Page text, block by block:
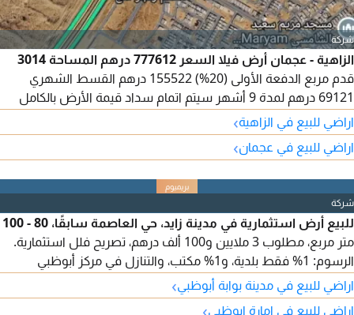
شركة
الزاهية - عجمان أرض فيلا السعر 777612 درهم المساحة 3014
قدم مربع الدفعة الأولى (20%) 155522 درهم القسط الشهري
69121 درهم لمدة 9 أشهر سيتم اتمام سداد قيمة الأرض بالكامل
خلال 10 أشهر
اراضي للبيع في الزاهية›
اراضي للبيع في عجمان›
شركة
للبيع أرض استثمارية في مدينة زايد، حي العاصمة سابقًا، 80 - 100
متر مربع، مطلوب 3 ملايين و100 ألف درهم، تصريح فلل استثمارية.
الرسوم: 1% فقط بلدية، و1% مكتب، والتنازل في مركز أبوظبي
العقاري.
اراضي للبيع في مدينة بوابة أبوظبي›
اراضي للبيع في امارة ابوظبي›